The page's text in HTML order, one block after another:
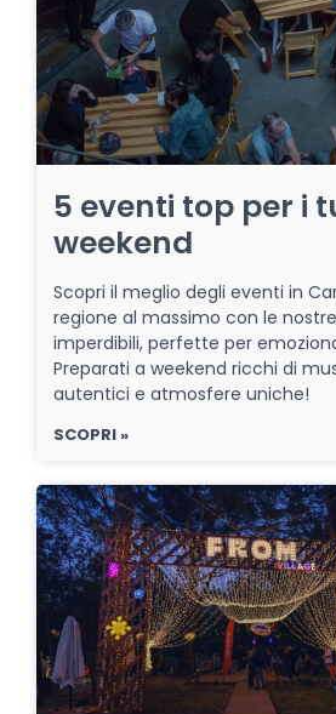
5 eventi top per i
weekend
Scopri il meglio degli eventi in
regione al massimo con le
imperdibili, perfette per
Preparati a weekend ricchi di
autentici e atmosfere uniche!
SCOPRI »